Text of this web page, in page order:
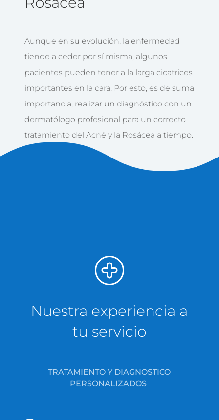
Aunque en su evolución, la enfermedad
tiende a ceder por sí misma, algunos
pacientes pueden tener a la larga cicatrices
importantes en la cara. Por esto, es de suma
importancia, realizar un diagnóstico con un
dermatólogo profesional para un correcto
tratamiento del Acné y la Rosácea a tiempo.
Nuestra experiencia a
tu servicio
TRATAMIENTO Y DIAGNOSTICO
PERSONALIZADOS